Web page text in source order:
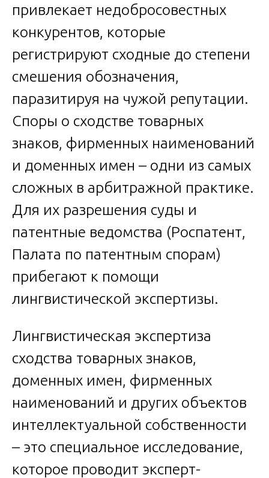
привлекает недобросовестных
конкурентов, которые
регистрируют сходные до степени
смешения обозначения,
паразитируя на чужой репутации.
Споры о сходстве товарных
знаков, фирменных наименований
и доменных имен – одни из самых
сложных в арбитражной практике.
Для их разрешения суды и
патентные ведомства (Роспатент,
Палата по патентным спорам)
прибегают к помощи
лингвистической экспертизы.
Лингвистическая экспертиза
сходства товарных знаков,
доменных имен, фирменных
наименований и других объектов
интеллектуальной собственности
– это специальное исследование,
которое проводит эксперт-